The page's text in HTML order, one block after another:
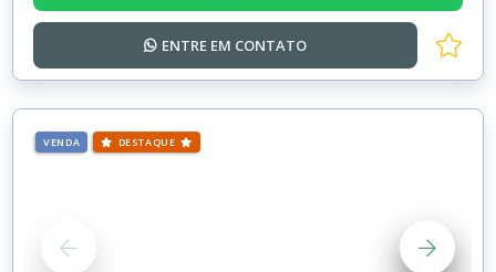
ENTRE EM CONTATO
VENDA DESTAQUE